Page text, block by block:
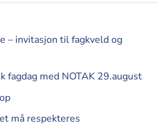
– invitasjon til fagkveld og
fagdag med NOTAK 29.august
må respekteres